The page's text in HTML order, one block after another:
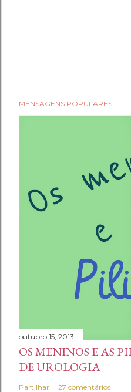
MENSAGENS POPULARES
outubro 15, 2013
OS MENINOS E AS
DE UROLOGIA
Partilhar 27 comentários